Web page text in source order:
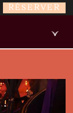
RÉSERVER